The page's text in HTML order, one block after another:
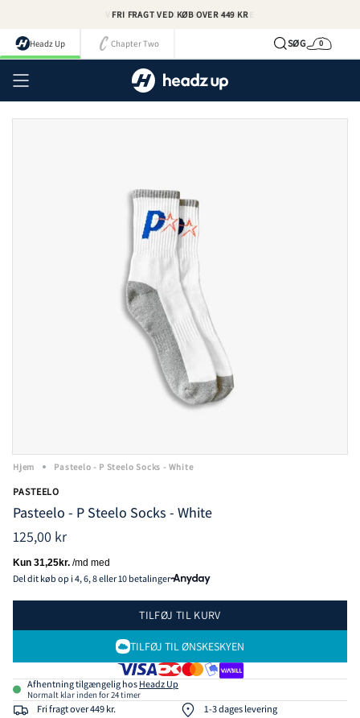
indhold
VI BYTTER ALLE ORDRER I 365 DAGE
FRI FRAGT VED KØB OVER 449 KR
Headz Up Chapter Two SØGKurv
0
Hjem Pasteelo - P Steelo Socks - White
PASTEELO
Pasteelo - P Steelo Socks - White
125,00 kr
Del dit køb op i 4, 6, 8 eller 10 betalinger
TILFØJ TIL KURV
TILFØJ TIL ØNSKESKYEN
Afhentning tilgængelig hosHeadz Up
Normalt klar inden for 24 timer
Fri fragt over 449 kr.
1-3 dages levering